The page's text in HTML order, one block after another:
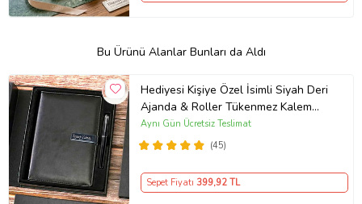
Bu Ürünü Alanlar Bunları da Aldı
Hediyesi Kişiye Özel İsimli Siyah Deri
Ajanda & Roller Tükenmez Kalem
Yeni İş Hediyesi
(45)
Aynı Gün Ücretsiz Teslimat
Sepet Fiyatı 399,92 TL